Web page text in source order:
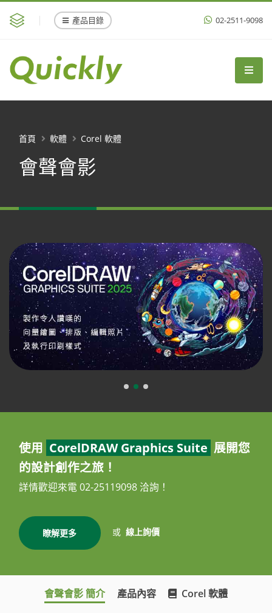
產品目錄 02-2511-9098
會聲會影
首頁 軟體 Corel 軟體
使用 CorelDRAW Graphics Suite 展開您
的設計創作之旅！
詳情歡迎來電 02-25119098 洽詢！
瞭解更多 或 線上詢價
會聲會影 簡介 產品內容 Corel 軟體